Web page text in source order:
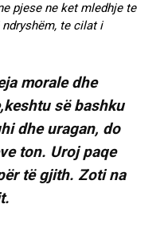
pjese ne ket mledhje te
te cilat i
morale dhe
së bashku
dhe uragan, do
ton. Uroj paqe
të gjith. Zoti na